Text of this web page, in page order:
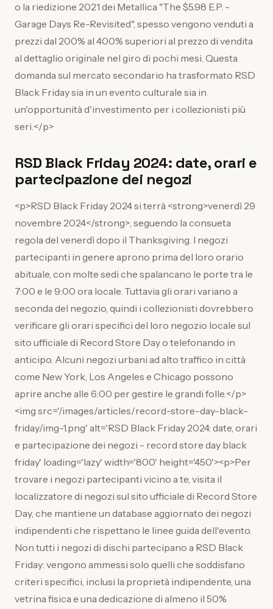
o la riedizione 2021 dei Metallica "The $5.98 E.P. -
Garage Days Re-Revisited", spesso vengono venduti a
prezzi dal 200% al 400% superiori al prezzo di vendita
al dettaglio originale nel giro di pochi mesi. Questa
domanda sul mercato secondario ha trasformato RSD
Black Friday sia in un evento culturale sia in
un'opportunità d'investimento per i collezionisti più
seri.</p>
RSD Black Friday 2024: date, orari e
partecipazione dei negozi
<p>RSD Black Friday 2024 si terrà <strong>venerdì 29
novembre 2024</strong>, seguendo la consueta
regola del venerdì dopo il Thanksgiving. I negozi
partecipanti in genere aprono prima del loro orario
abituale, con molte sedi che spalancano le porte tra le
7:00 e le 9:00 ora locale. Tuttavia gli orari variano a
seconda del negozio, quindi i collezionisti dovrebbero
verificare gli orari specifici del loro negozio locale sul
sito ufficiale di Record Store Day o telefonando in
anticipo. Alcuni negozi urbani ad alto traffico in città
come New York, Los Angeles e Chicago possono
aprire anche alle 6:00 per gestire le grandi folle.</p>
<img src='/images/articles/record-store-day-black-
friday/img-1.png' alt='RSD Black Friday 2024: date, orari
e partecipazione dei negozi - record store day black
friday' loading='lazy' width='800' height='450'><p>Per
trovare i negozi partecipanti vicino a te, visita il
localizzatore di negozi sul sito ufficiale di Record Store
Day, che mantiene un database aggiornato dei negozi
indipendenti che rispettano le linee guida dell'evento.
Non tutti i negozi di dischi partecipano a RSD Black
Friday: vengono ammessi solo quelli che soddisfano
criteri specifici, inclusi la proprietà indipendente, una
vetrina fisica e una dedicazione di almeno il 50%